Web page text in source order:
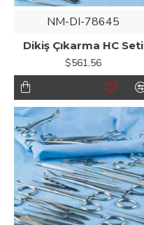
NM-DI-78645
Dikiş Çıkarma HC Seti
$561,56